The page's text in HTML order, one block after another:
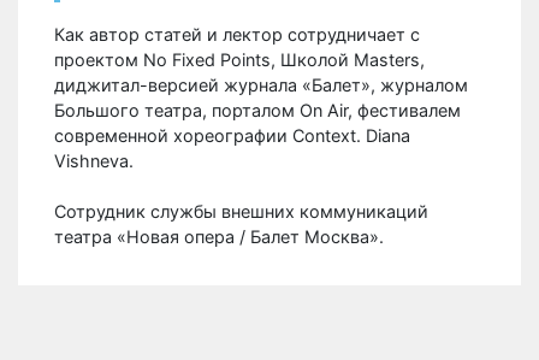
Как автор статей и лектор сотрудничает с
проектом No Fixed Points, Школой Masters,
диджитал-версией журнала «Балет», журналом
Большого театра, порталом On Air, фестивалем
современной хореографии Context. Diana
Vishneva.
Сотрудник службы внешних коммуникаций
театра «Новая опера / Балет Москва».